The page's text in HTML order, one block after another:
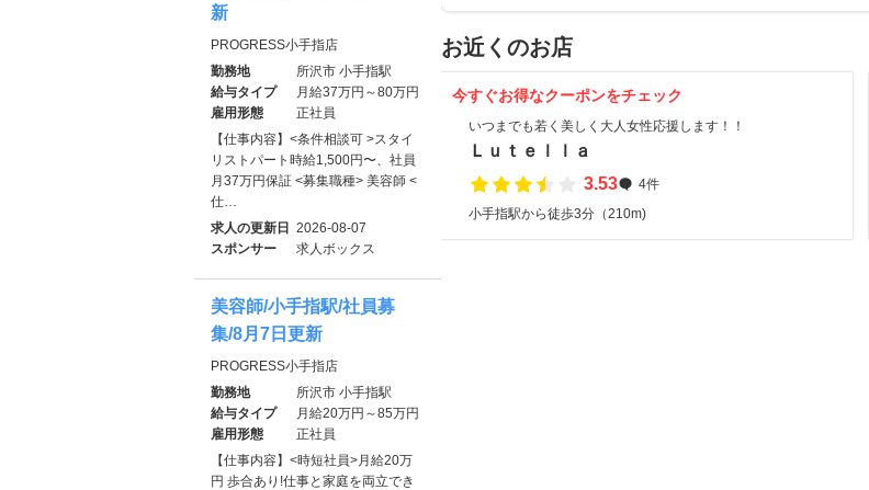
お近くのお店
今すぐお得なクーポンをチェック
いつまでも若く美しく大人女性応援します！！
Ｌｕｔｅｌｌａ
3.53
4件
小手指駅から徒歩3分（210m)
新
PROGRESS小手指店
勤務地
所沢市 小手指駅
給与タイプ
月給37万円～80万円
雇用形態
正社員
【仕事内容】<条件相談可 >スタイ
リストパート時給1,500円〜、社員
月37万円保証 <募集職種> 美容師 <
仕…
求人の更新日 2026-08-07
スポンサー
求人ボックス
美容師/小手指駅/社員募
集/8月7日更新
PROGRESS小手指店
勤務地
所沢市 小手指駅
給与タイプ
月給20万円～85万円
雇用形態
正社員
【仕事内容】<時短社員>月給20万
円 歩合あり!仕事と家庭を両立でき